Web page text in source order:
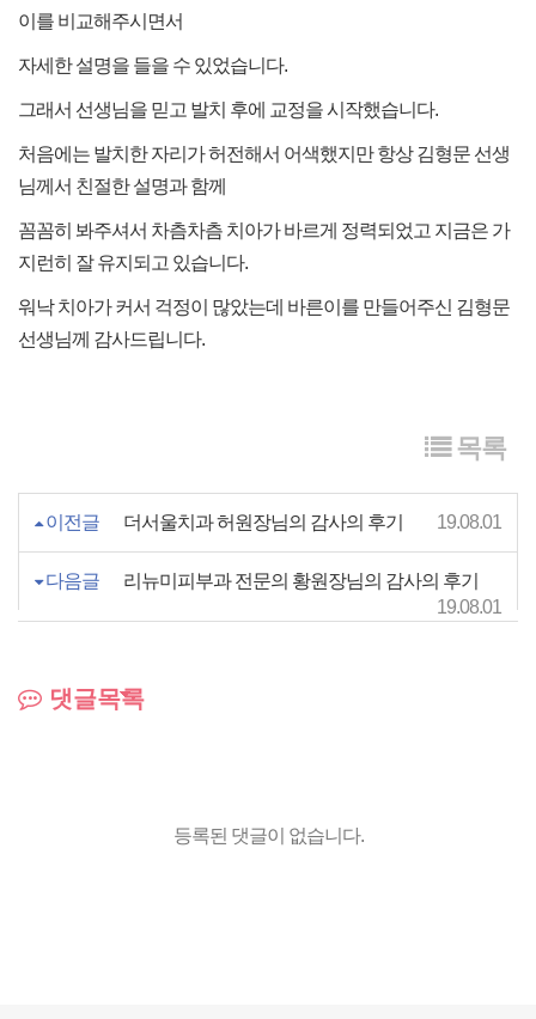
이를 비교해주시면서
자세한 설명을 들을 수 있었습니다.
그래서 선생님을 믿고 발치 후에 교정을 시작했습니다.
처음에는 발치한 자리가 허전해서 어색했지만 항상 김형문 선생
님께서 친절한 설명과 함께
꼼꼼히 봐주셔서 차츰차츰 치아가 바르게 정력되었고 지금은 가
지런히 잘 유지되고 있습니다.
워낙 치아가 커서 걱정이 많았는데 바른이를 만들어주신 김형문
선생님께 감사드립니다.
목록
이전글 더서울치과 허원장님의 감사의 후기 19.08.01
다음글
리뉴미피부과 전문의 황원장님의 감사의 후기
19.08.01
댓글목록
등록된 댓글이 없습니다.